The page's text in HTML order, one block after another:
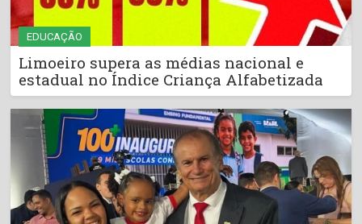
EDUCAÇÃO
Limoeiro supera as médias nacional e
estadual no Índice Criança Alfabetizada